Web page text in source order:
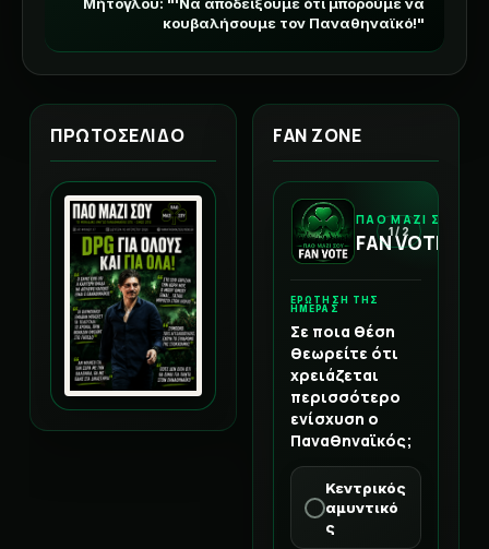
Μήτογλου: "'Να αποδείξουμε ότι μπορούμε να
κουβαλήσουμε τον Παναθηναϊκό!"
ΠΡΩΤΟΣΕΛΙΔΟ FAN ZONE
ΠΑΟ ΜΑΖΙ ΣΟΥ
FAN VOTE
1 / 2
ΕΡΩΤΗΣΗ ΤΗΣ
ΗΜΕΡΑΣ
Σε ποια θέση
θεωρείτε ότι
χρειάζεται
περισσότερο
ενίσχυση ο
Παναθηναϊκός;
Κεντρικός
αμυντικό
ς